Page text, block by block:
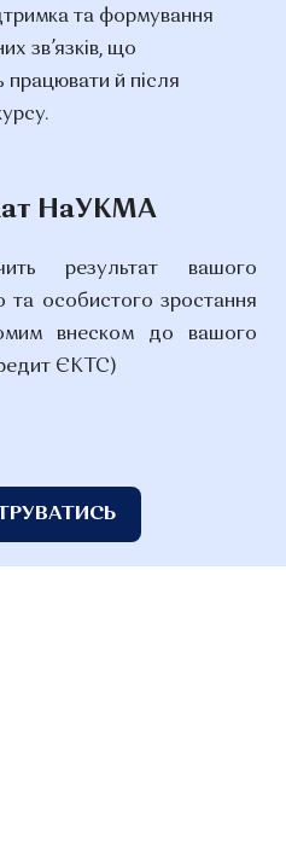
та формування
зв’язків, що
й після
НаУКМА
результат вашого
та особистого зростання
внеском до вашого
ЄКТС)